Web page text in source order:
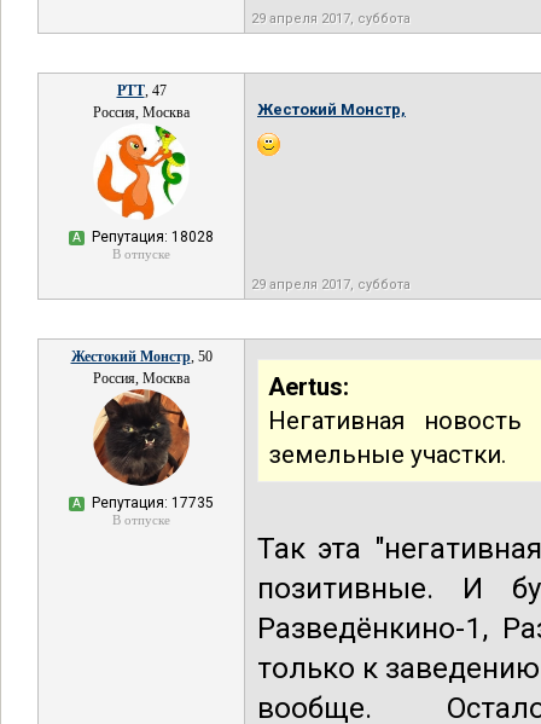
29 апреля 2017, суббота
РТТ, 47
Россия, Москва
А Репутация: 18028
В отпуске
Жестокий Монстр,
29 апреля 2017, суббота
Жестокий Монстр, 50
Россия, Москва
А Репутация: 17735
В отпуске
Aertus:
Негативная
земельные участки.
Так эта
позитивные. И
Разведёнкино-1,
только к
вообще.